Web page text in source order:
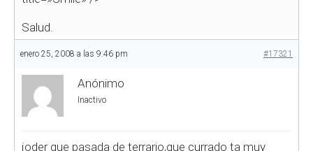
Salud.
enero 25, 2008 a las 9:46 pm #17321
Anónimo
Inactivo
joder que pasada de terrario,que currado ta muy